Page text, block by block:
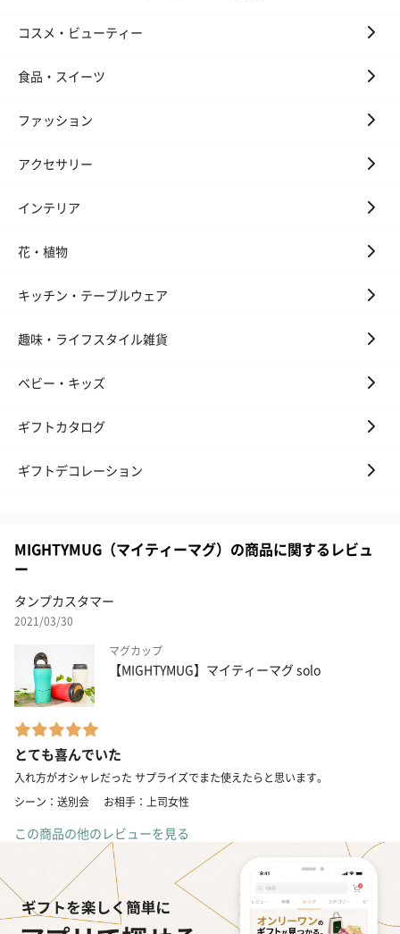
コスメ・ビューティー
食品・スイーツ
ファッション
アクセサリー
インテリア
花・植物
キッチン・テーブルウェア
趣味・ライフスタイル雑貨
ベビー・キッズ
ギフトカタログ
ギフトデコレーション
MIGHTYMUG（マイティーマグ）の商品に関するレビュ
ー
タンプカスタマー
2021/03/30
マグカップ
【MIGHTYMUG】マイティーマグ solo
とても喜んでいた
入れ方がオシャレだった サプライズでまた使えたらと思います。
シーン：送別会
お相手：上司女性
この商品の他のレビューを見る